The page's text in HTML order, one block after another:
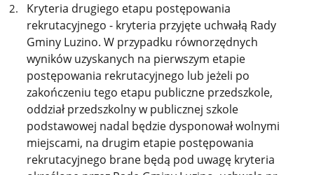
Kryteria drugiego etapu postępowania
rekrutacyjnego - kryteria przyjęte uchwałą Rady
Gminy Luzino. W przypadku równorzędnych
wyników uzyskanych na pierwszym etapie
postępowania rekrutacyjnego lub jeżeli po
zakończeniu tego etapu publiczne przedszkole,
oddział przedszkolny w publicznej szkole
podstawowej nadal będzie dysponował wolnymi
miejscami, na drugim etapie postępowania
rekrutacyjnego brane będą pod uwagę kryteria